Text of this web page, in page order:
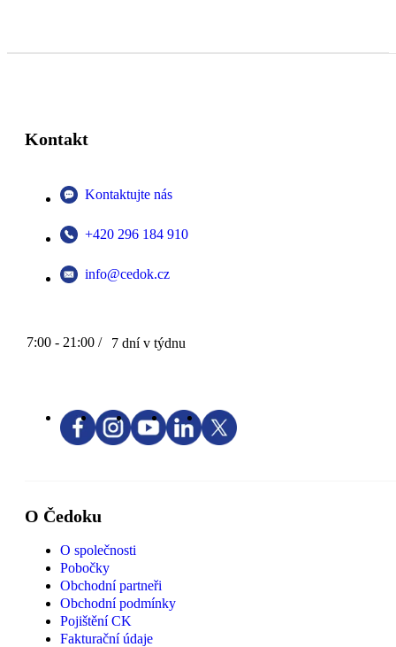
Kontakt
Kontaktujte nás
+420 296 184 910
info@cedok.cz
7:00 - 21:00 / 7 dní v týdnu
O Čedoku
O společnosti
Pobočky
Obchodní partneři
Obchodní podmínky
Pojištění CK
Fakturační údaje